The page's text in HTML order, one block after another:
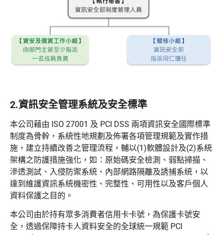
2.資訊安全管理系統及安全標準
本公司藉由 ISO 27001 及 PCI DSS 兩項資訊安全國際標準
制度為骨幹，系統性地規劃及佈署各項管理規範及實作措
施，建立持續改善之管理流程，輔以(1)軟體設計及(2)系統
架構之防護措施強化，如：原始碼安全檢測、弱點掃描、
滲透測試、入侵防禦系統、內部網路隔離及誘捕系統，以
達到維護資訊系統機密性、完整性、可用性以及客戶個人
資料保護之目的。
本公司由於持有眾多消費者信用卡卡號，為保護卡號安
全，透過保障持卡人資料安全的全球統一規範 PCI